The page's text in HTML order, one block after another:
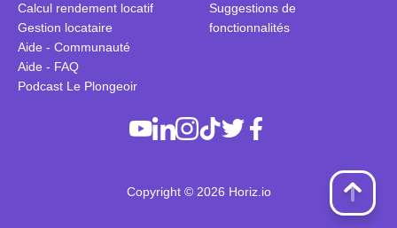
Calcul rendement locatif
Gestion locataire
Aide - Communauté
Aide - FAQ
Podcast Le Plongeoir
Suggestions de
fonctionnalités
Copyright © 2026 Horiz.io